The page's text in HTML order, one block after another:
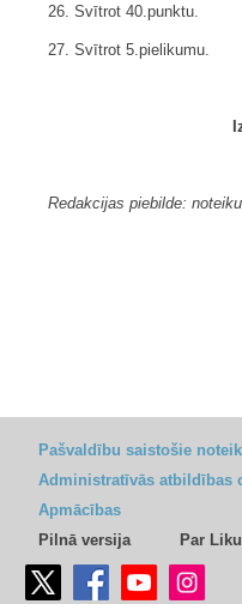
26. Svītrot 40.punktu.
27. Svītrot 5.pielikumu.
Redakcijas piebilde:
Pašvaldību saistošie
Administratīvās atbildības
Apmācības
Pilnā versija
Par